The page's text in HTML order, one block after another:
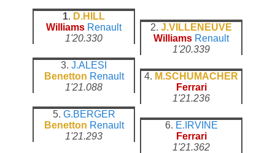
1. D.HILL
Williams Renault
1'20.330
2. J.VILLENEUVE
Williams Renault
1'20.339
3. J.ALESI
Benetton Renault
1'21.088
4. M.SCHUMACHER
Ferrari
1'21.236
5. G.BERGER
Benetton Renault
1'21.293
6. E.IRVINE
Ferrari
1'21.362